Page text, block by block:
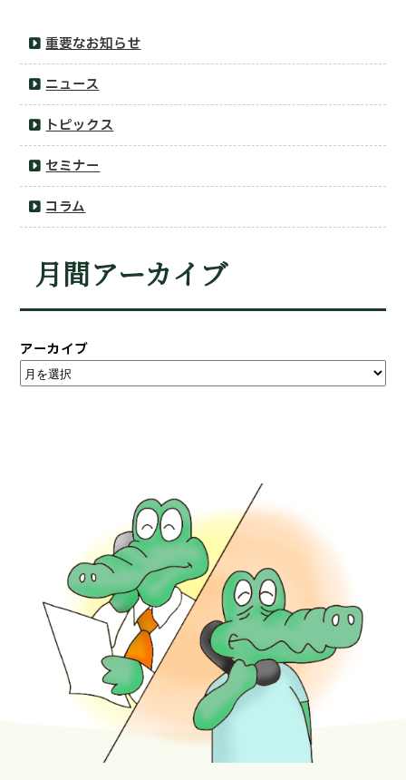
重要なお知らせ
ニュース
トピックス
セミナー
コラム
月間アーカイブ
アーカイブ